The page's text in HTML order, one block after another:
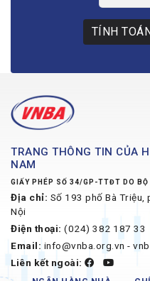
TÍNH
TRANG THÔNG TIN CỦA
NAM
GIẤY PHÉP SỐ 34/GP-TTĐT DO BỘ
Địa chỉ: Số 193 phố Bà Triệu,
Nội
Điện thoại: (024) 382 187 33
Email: info@vnba.org.vn -
Liên kết ngoài: